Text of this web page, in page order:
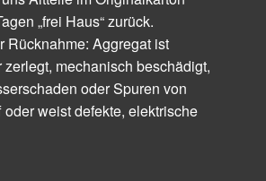
„frei Haus“ zurück.
Rücknahme: Aggregat ist
mechanisch beschädigt,
oder Spuren von
weist defekte, elektrische